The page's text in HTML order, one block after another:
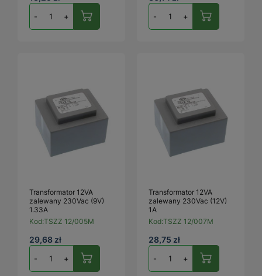
- + - +
Transformator 12VA
zalewany 230Vac (9V)
1.33A
Kod:TSZZ 12/005M
29,68 zł
- +
Transformator 12VA
zalewany 230Vac (12V)
1A
Kod:TSZZ 12/007M
28,75 zł
- +